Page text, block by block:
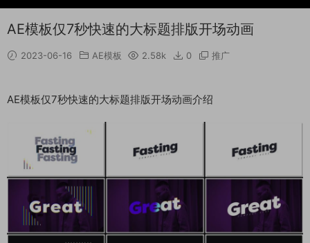
AE模板仅7秒快速的大标题排版开场动画
2023-06-16 AE模板 2.58k 0 推广
AE模板仅7秒快速的大标题排版开场动画介绍